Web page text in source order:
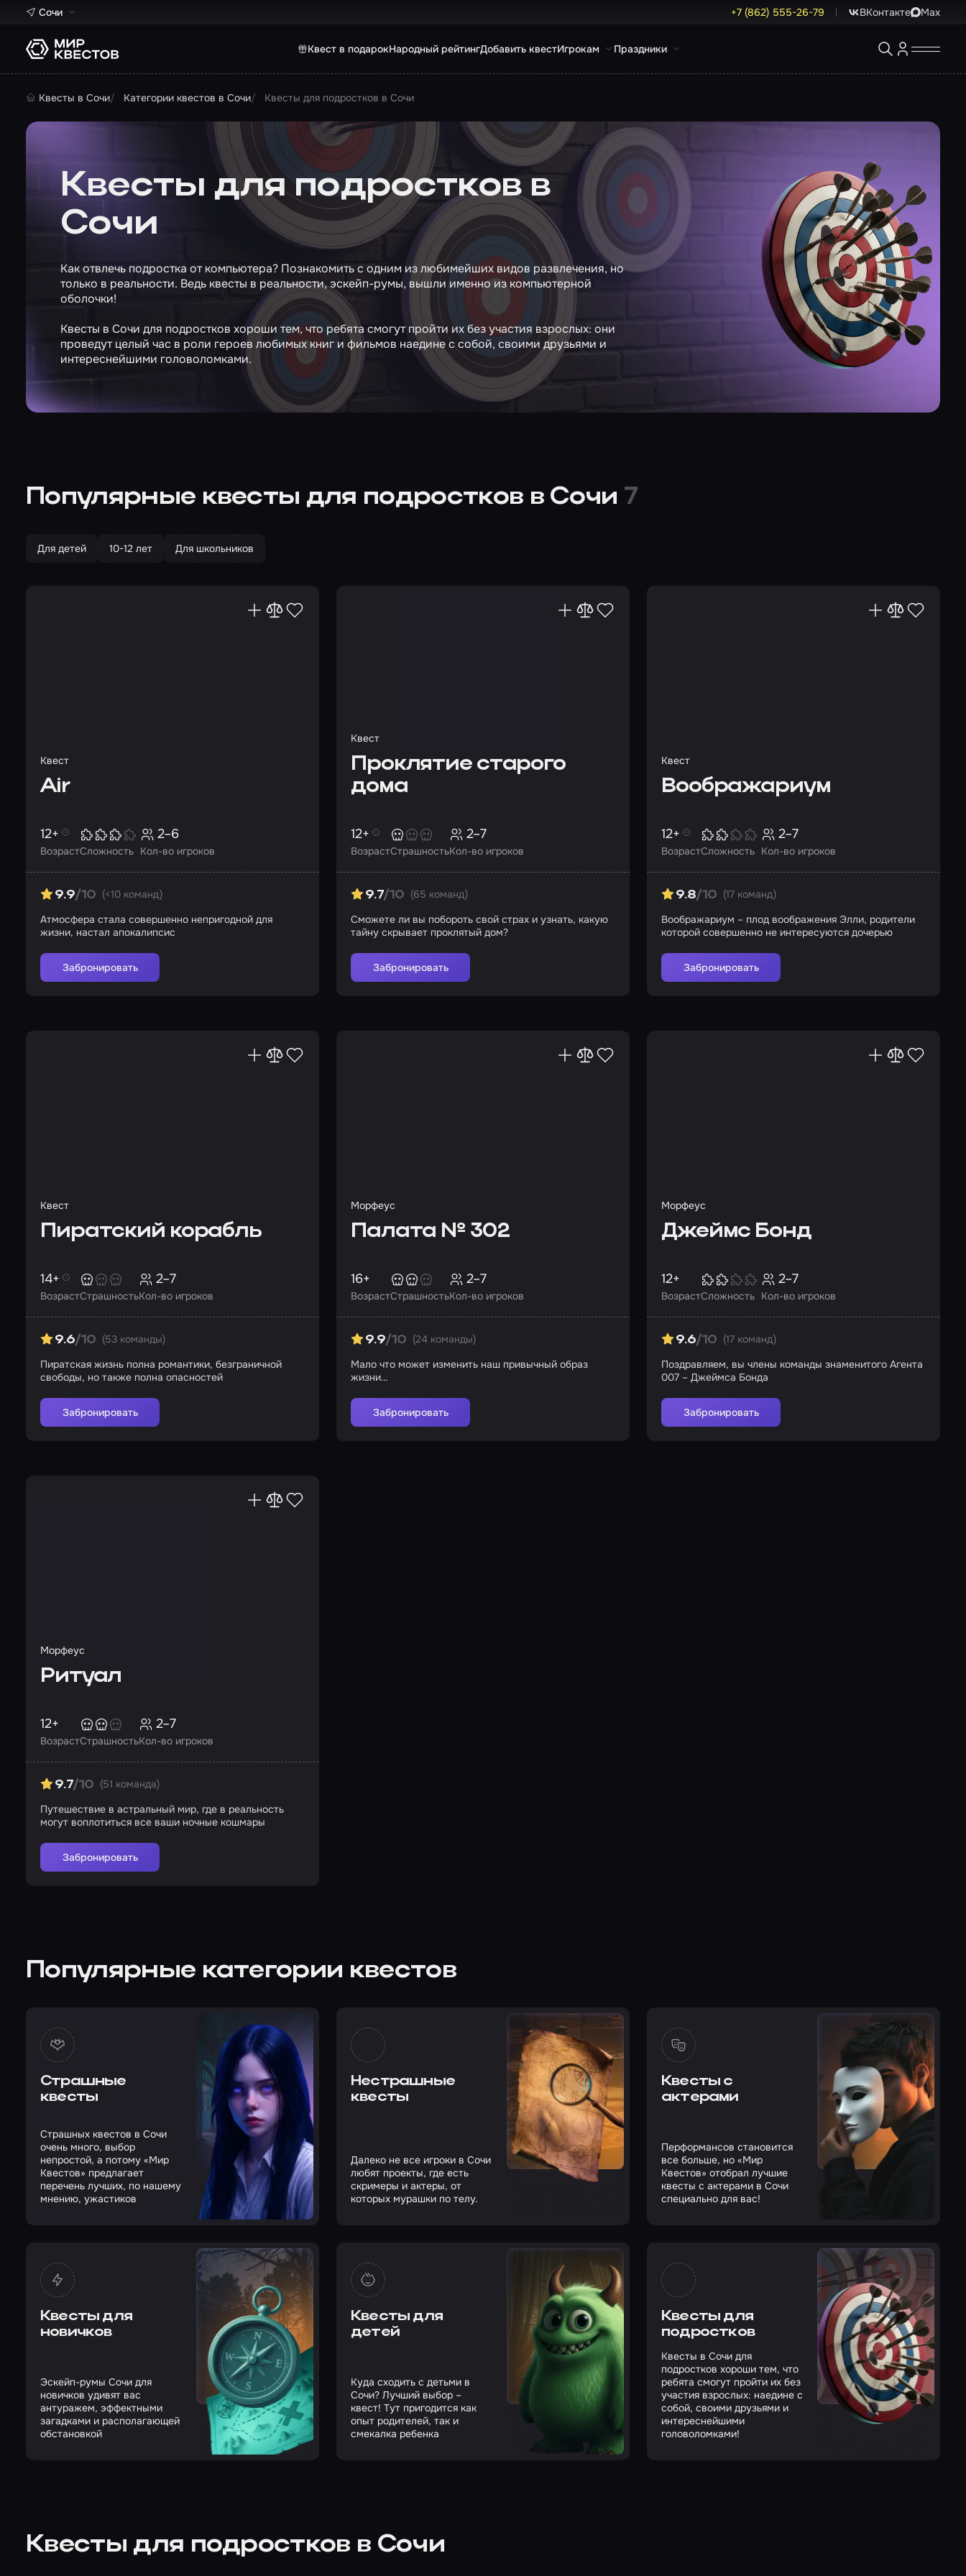
Сочи +7 (862) 555-26-79 ВКонтакте Max
Квест в подарокНародный рейтингДобавить квестИгрокам Праздники
Квесты в Сочи Категории квестов в Сочи Квесты для подростков в Сочи
Квесты для подростков в
Сочи
Как отвлечь подростка от компьютера? Познакомить с одним из любимейших видов развлечения, но
только в реальности. Ведь квесты в реальности, эскейп-румы, вышли именно из компьютерной
оболочки!
Квесты в Сочи для подростков хороши тем, что ребята смогут пройти их без участия взрослых: они
проведут целый час в роли героев любимых книг и фильмов наедине с собой, своими друзьями и
интереснейшими головоломками.
Популярные квесты для подростков в Сочи 7
Для детей 10-12 лет Для школьников
Квест
Air
Возраст
12+
Сложность Кол-во игроков
2–6
9.9/10 (<10 команд)
Атмосфера стала совершенно непригодной для
жизни, настал апокалипсис
Забронировать
Квест
Проклятие старого
дома
Возраст
12+
СтрашностьКол-во игроков
2–7
9.7/10 (65 команд)
Сможете ли вы побороть свой страх и узнать, какую
тайну скрывает проклятый дом?
Забронировать
Квест
Воображариум
Возраст
12+
Сложность Кол-во игроков
2–7
9.8/10 (17 команд)
Воображариум – плод воображения Элли, родители
которой совершенно не интересуются дочерью
Забронировать
Квест
Пиратский корабль
Возраст
14+
СтрашностьКол-во игроков
2–7
9.6/10 (53 команды)
Пиратская жизнь полна романтики, безграничной
свободы, но также полна опасностей
Забронировать
Морфеус
Палата № 302
Возраст
16+
СтрашностьКол-во игроков
2–7
9.9/10 (24 команды)
Мало что может изменить наш привычный образ
жизни…
Забронировать
Морфеус
Джеймс Бонд
Возраст
12+
Сложность Кол-во игроков
2–7
9.6/10 (17 команд)
Поздравляем, вы члены команды знаменитого Агента
007 – Джеймса Бонда
Забронировать
Морфеус
Ритуал
Возраст
12+
СтрашностьКол-во игроков
2–7
9.7/10 (51 команда)
Путешествие в астральный мир, где в реальность
могут воплотиться все ваши ночные кошмары
Забронировать
Популярные категории квестов
Страшные
квесты
Страшных квестов в Сочи
очень много, выбор
непростой, а потому «Мир
Квестов» предлагает
перечень лучших, по нашему
мнению, ужастиков
Нестрашные
квесты
Далеко не все игроки в Сочи
любят проекты, где есть
скримеры и актеры, от
которых мурашки по телу.
Квесты с
актерами
Перформансов становится
все больше, но «Мир
Квестов» отобрал лучшие
квесты с актерами в Сочи
специально для вас!
Квесты для
новичков
Эскейп-румы Сочи для
новичков удивят вас
антуражем, эффектными
загадками и располагающей
обстановкой
Квесты для
детей
Куда сходить с детьми в
Сочи? Лучший выбор –
квест! Тут пригодится как
опыт родителей, так и
смекалка ребенка
Квесты для
подростков
Квесты в Сочи для
подростков хороши тем, что
ребята смогут пройти их без
участия взрослых: наедине с
собой, своими друзьями и
интереснейшими
головоломками!
Квесты для подростков в Сочи